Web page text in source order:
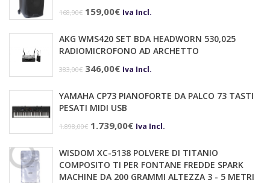
168,90€ Il
originale
159,00€Il
attuale
Iva Incl.
AKG WMS420 SET BDA HEADWORN 530,025
RADIOMICROFONO AD ARCHETTO
383,00€ Il
originale
346,00€Il
attuale
Iva Incl.
YAMAHA CP73 PIANOFORTE DA PALCO 73 TASTI
PESATI MIDI USB
1.898,00€ Il
originale
era:
1.739,00€Il
attuale
è:
Iva Incl.
WISDOM XC-5138 POLVERE DI TITANIO
COMPOSITO TI PER FONTANE FREDDE SPARK
MACHINE DA 200 GRAMMI ALTEZZA 3 - 5 METRI